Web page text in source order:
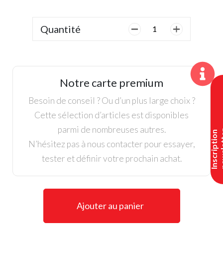
I
n
s
c
r
i
p
t
i
o
n
n
e
w
s
l
e
t
t
e
Quantité
quantité
Dame,
G5,
Lydia
Ko,
Notre carte premium
Besoin de conseil ? Ou d’un plus large choix ?
Cette sélection d’articles est disponibles
parmi de nombreuses autres.
N’hésitez pas à nous contacter pour essayer,
tester et définir votre prochain achat.
Ajouter au panier